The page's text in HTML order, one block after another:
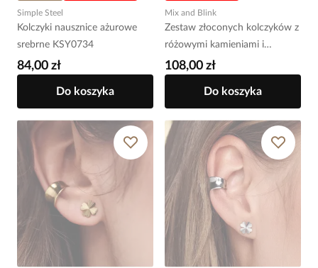
Simple Steel
Kolczyki nausznice ażurowe
srebrne KSY0734
84,00 zł
Do koszyka
Mix and Blink
Zestaw złoconych kolczyków z
różowymi kamieniami i
cyrkoniami KMB0066
108,00 zł
Do koszyka